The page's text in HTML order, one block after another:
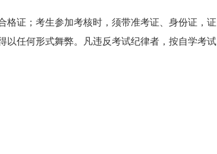
证；考生参加考核时，须带准考证、身份证，证
以任何形式舞弊。凡违反考试纪律者，按自学考试